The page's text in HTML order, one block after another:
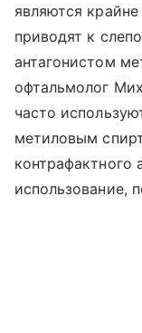
являются
приводят к
антагонистом
офтальмолог
часто
метиловым
контрафактного
использование,